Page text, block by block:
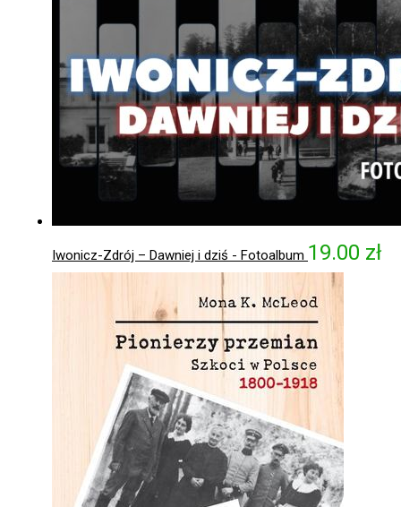
Iwonicz-Zdrój – Dawniej i dziś - Fotoalbum 19.00 zł